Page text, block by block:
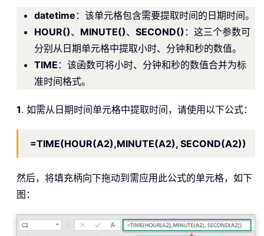
datetime ：该单元格包含需要提取时间的日期时间。
HOUR()、 MINUTE()、 SECOND() ：这三个参数可
分别从日期单元格中提取小时、分钟和秒的数值。
TIME ：该函数可将小时、分钟和秒的数值合并为标
准时间格式。
1. 如需从日期时间单元格中提取时间，请使用以下公式：
=TIME(HOUR(A2),MINUTE(A2), SECOND(A2))
然后，将填充柄向下拖动到需应用此公式的单元格，如下
图：